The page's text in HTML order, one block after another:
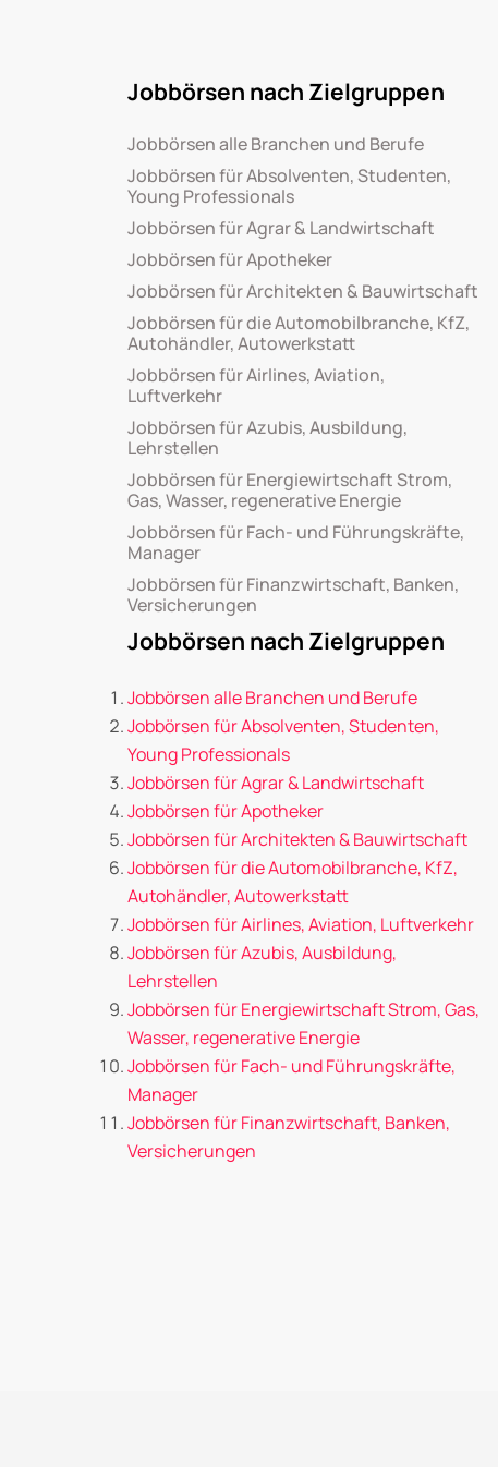
Jobbörsen nach Zielgruppen
Jobbörsen alle Branchen und Berufe
Jobbörsen für Absolventen, Studenten,
Young Professionals
Jobbörsen für Agrar & Landwirtschaft
Jobbörsen für Apotheker
Jobbörsen für Architekten & Bauwirtschaft
Jobbörsen für die Automobilbranche, KfZ,
Autohändler, Autowerkstatt
Jobbörsen für Airlines, Aviation,
Luftverkehr
Jobbörsen für Azubis, Ausbildung,
Lehrstellen
Jobbörsen für Energiewirtschaft Strom,
Gas, Wasser, regenerative Energie
Jobbörsen für Fach- und Führungskräfte,
Manager
Jobbörsen für Finanzwirtschaft, Banken,
Versicherungen
Jobbörsen nach Zielgruppen
Jobbörsen alle Branchen und Berufe
Jobbörsen für Absolventen, Studenten,
Young Professionals
Jobbörsen für Agrar & Landwirtschaft
Jobbörsen für Apotheker
Jobbörsen für Architekten & Bauwirtschaft
Jobbörsen für die Automobilbranche, KfZ,
Autohändler, Autowerkstatt
Jobbörsen für Airlines, Aviation, Luftverkehr
Jobbörsen für Azubis, Ausbildung,
Lehrstellen
Jobbörsen für Energiewirtschaft Strom, Gas,
Wasser, regenerative Energie
Jobbörsen für Fach- und Führungskräfte,
Manager
Jobbörsen für Finanzwirtschaft, Banken,
Versicherungen